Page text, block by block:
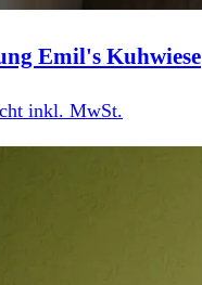
Emil's Kuhwiese
inkl. MwSt.